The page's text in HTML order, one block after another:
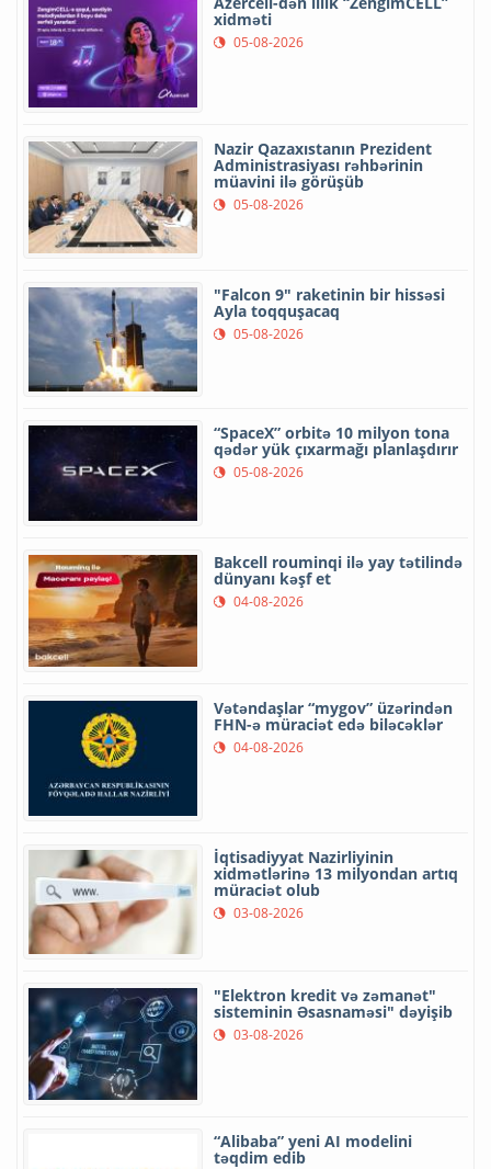
xidməti
05-08-2026
Nazir Qazaxıstanın Prezident
Administrasiyası rəhbərinin
müavini ilə görüşüb
05-08-2026
"Falcon 9" raketinin bir hissəsi
Ayla toqquşacaq
05-08-2026
“SpaceX” orbitə 10 milyon tona
qədər yük çıxarmağı planlaşdırır
05-08-2026
Bakcell rouminqi ilə yay tətilində
dünyanı kəşf et
04-08-2026
Vətəndaşlar “mygov” üzərindən
FHN-ə müraciət edə biləcəklər
04-08-2026
İqtisadiyyat Nazirliyinin
xidmətlərinə 13 milyondan artıq
müraciət olub
03-08-2026
"Elektron kredit və zəmanət"
sisteminin Əsasnaməsi" dəyişib
03-08-2026
“Alibaba” yeni AI modelini
təqdim edib